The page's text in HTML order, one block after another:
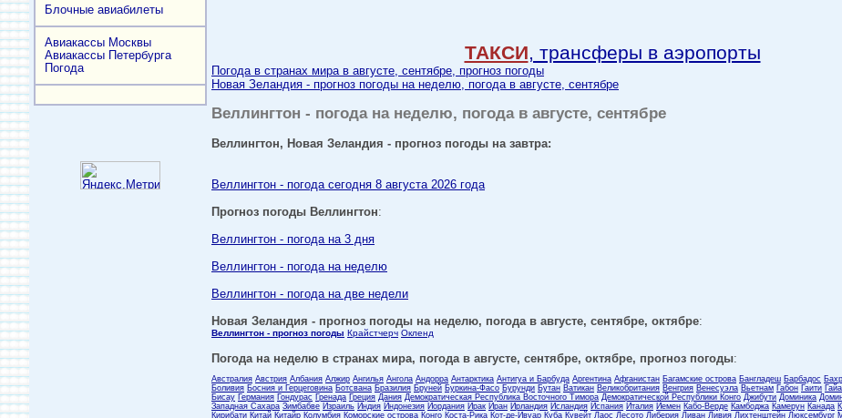
Блочные авиабилеты
Авиакассы Москвы
Авиакассы Петербурга
Погода
ТАКСИ, трансферы в аэропорты
Погода в странах мира в августе, сентябре, прогноз погоды
Новая Зеландия - прогноз погоды на неделю, погода в августе, сентябре
Веллингтон - погода на неделю, погода в августе, сентябре
Веллингтон, Новая Зеландия - прогноз погоды на завтра:
Веллингтон - погода сегодня 8 августа 2026 года
Прогноз погоды Веллингтон:
Веллингтон - погода на 3 дня
Веллингтон - погода на неделю
Веллингтон - погода на две недели
Новая Зеландия - прогноз погоды на неделю, погода в августе, сентябре, октябре:
Веллингтон - прогноз погоды Крайстчерч Окленд
Погода на неделю в странах мира, погода в августе, сентябре, октябре, прогноз погоды:
Австралия Австрия Албания Алжир Ангилья Ангола Андорра Антарктика Антигуа и Барбуда Аргентина Афганистан Багамские острова Бангладеш Барбадос
Боливия Босния и Герцеговина Ботсвана Бразилия Бруней Буркина-Фасо Бурунди Бутан Ватикан Великобритания Венгрия Венесуэла Вьетнам Габон Гаити
Бисау Германия Гондурас Гренада Греция Дания Демократическая Республика Восточного Тимора Демократической Республики Конго Джибути Доминика
Западная Сахара Зимбабве Израиль Индия Индонезия Иордания Ирак Иран Ирландия Исландия Испания Италия Йемен Кабо-Верде Камбоджа Камерун Канада
Кирибати Китай Китайр Колумбия Коморские острова Конго Коста-Рика Кот-де-Ивуар Куба Кувейт Лаос Лесото Либерия Ливан Ливия Лихтенштейн Люксембург